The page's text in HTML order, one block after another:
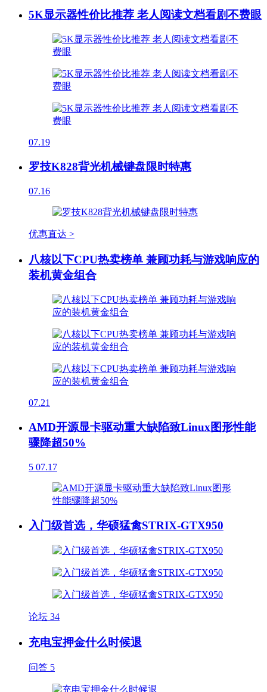
5K显示器性价比推荐 老人阅读文档看剧不费眼
07.19
罗技K828背光机械键盘限时特惠
07.16
优惠直达 >
八核以下CPU热卖榜单 兼顾功耗与游戏响应的
装机黄金组合
07.21
AMD开源显卡驱动重大缺陷致Linux图形性能
骤降超50%
5 07.17
入门级首选，华硕猛禽STRIX-GTX950
论坛 34
充电宝押金什么时候退
问答 5